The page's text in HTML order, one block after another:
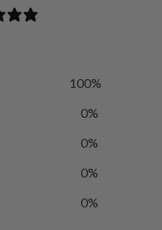
100%
0%
0%
0%
0%